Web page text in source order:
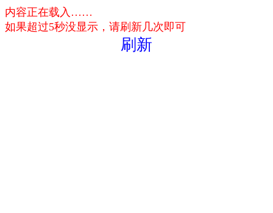
内容正在载入……
如果超过5秒没显示，请刷新几次即可
刷新